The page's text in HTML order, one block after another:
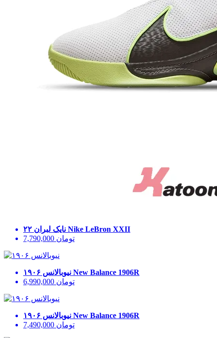
نایک لبران ۲۲ Nike LeBron XXII
7,790,000 تومان
نیوبالانس ۱۹۰۶ New Balance 1906R
6,990,000 تومان
نیوبالانس ۱۹۰۶ New Balance 1906R
7,490,000 تومان